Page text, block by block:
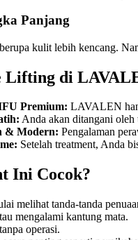
Panjang
kulit lebih kencang.
Lifting di
Premium: LAVALEN
Anda akan ditangani oleh
& Modern: Pengalaman
Setelah treatment, Anda
Ini Cocok?
melihat tanda-tanda
mengalami kantung mata.
operasi.